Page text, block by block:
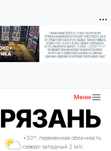
Меню
+20°, переменная облачность
северо-западный 2 м/с